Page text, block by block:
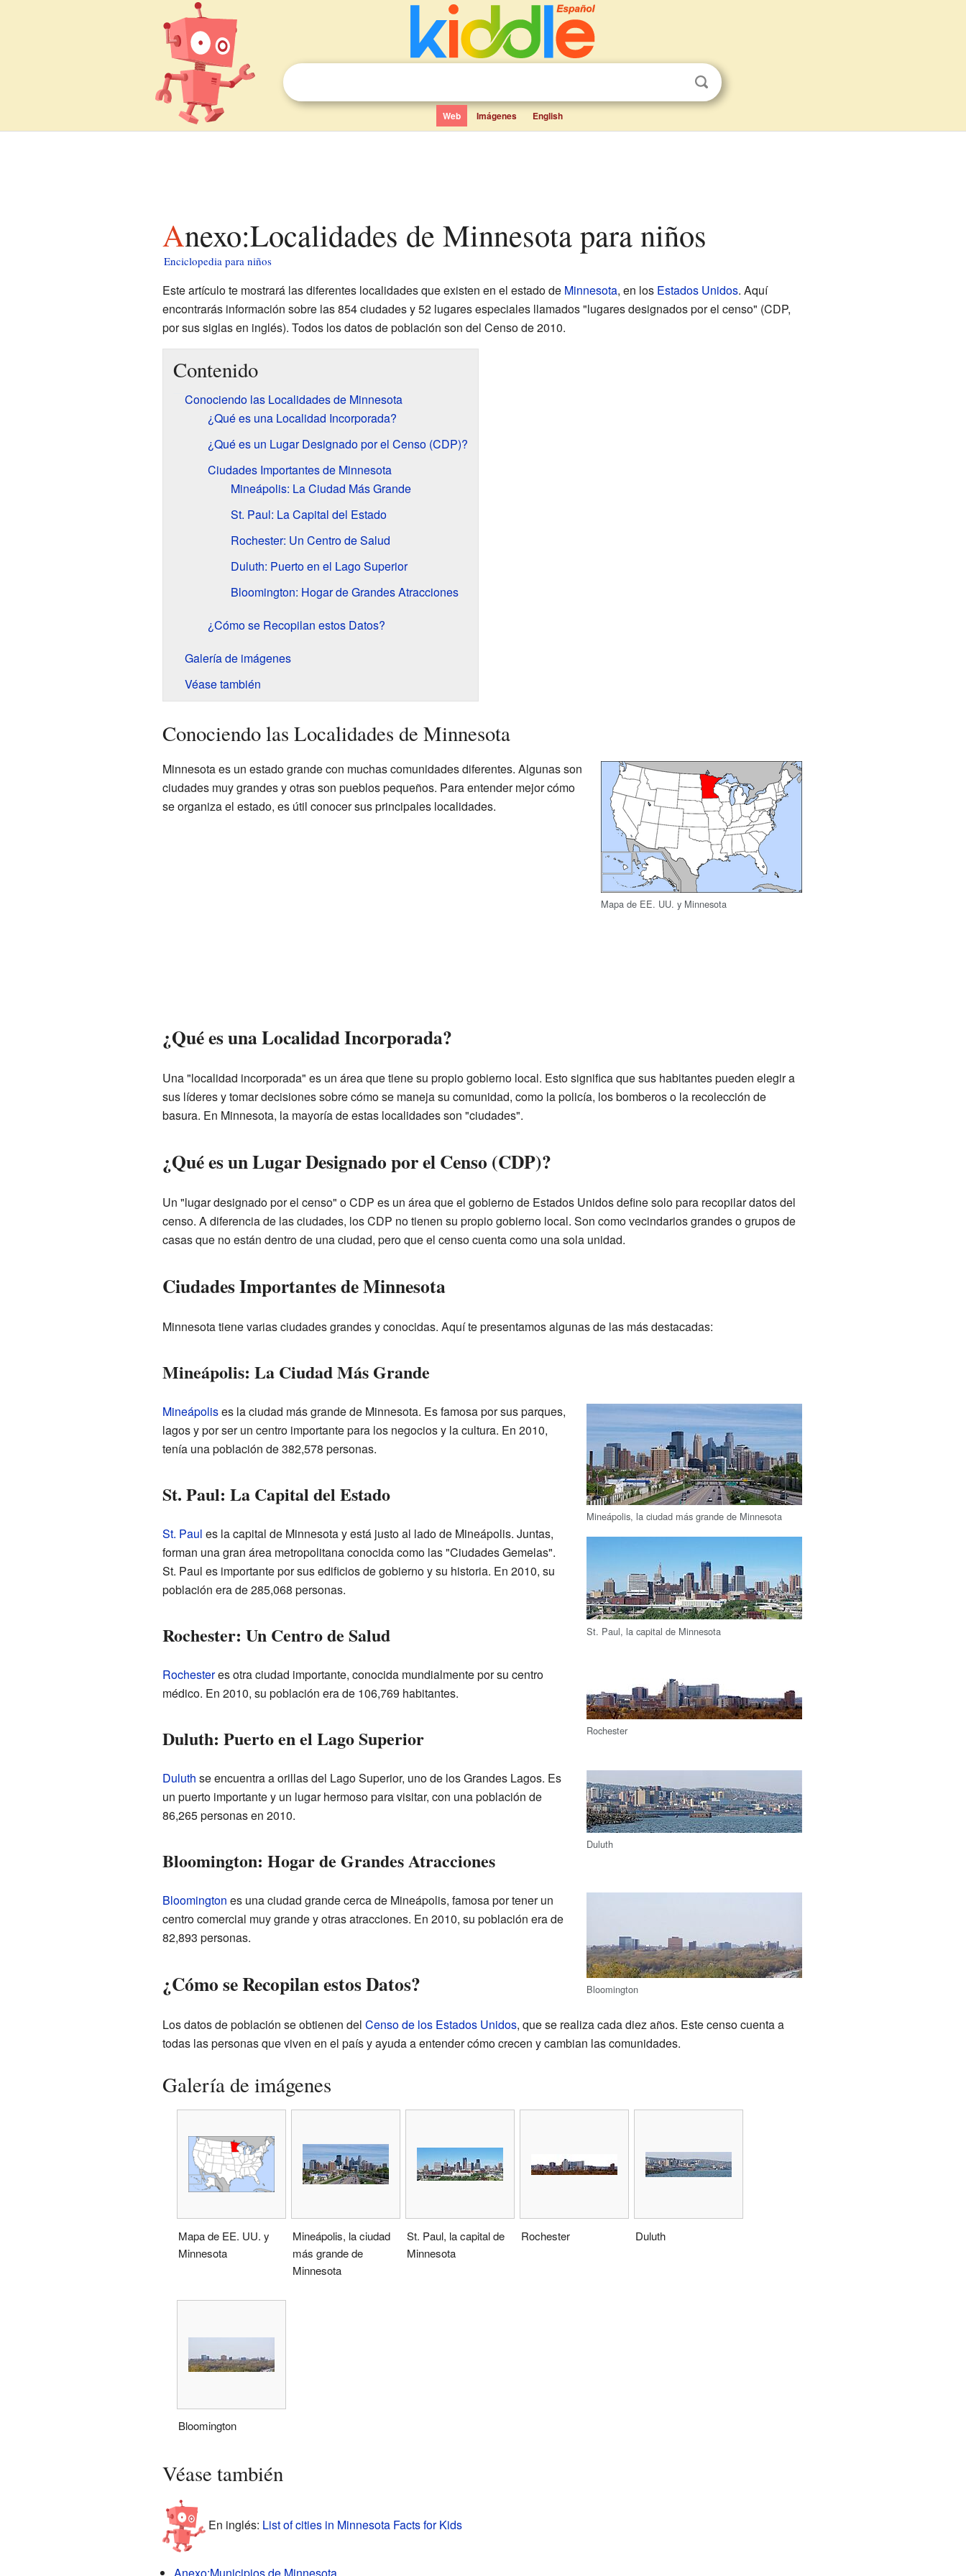
Web Imágenes English
Anexo:Localidades de Minnesota para niños
Enciclopedia para niños
Este artículo te mostrará las diferentes localidades que existen en el estado de Minnesota, en los Estados Unidos. Aquí
encontrarás información sobre las 854 ciudades y 52 lugares especiales llamados "lugares designados por el censo" (CDP,
por sus siglas en inglés). Todos los datos de población son del Censo de 2010.
Contenido
Conociendo las Localidades de Minnesota
¿Qué es una Localidad Incorporada?
¿Qué es un Lugar Designado por el Censo (CDP)?
Ciudades Importantes de Minnesota
Mineápolis: La Ciudad Más Grande
St. Paul: La Capital del Estado
Rochester: Un Centro de Salud
Duluth: Puerto en el Lago Superior
Bloomington: Hogar de Grandes Atracciones
¿Cómo se Recopilan estos Datos?
Galería de imágenes
Véase también
Conociendo las Localidades de Minnesota
Mapa de EE. UU. y Minnesota
Minnesota es un estado grande con muchas comunidades diferentes. Algunas son
ciudades muy grandes y otras son pueblos pequeños. Para entender mejor cómo
se organiza el estado, es útil conocer sus principales localidades.
¿Qué es una Localidad Incorporada?
Una "localidad incorporada" es un área que tiene su propio gobierno local. Esto significa que sus habitantes pueden elegir a
sus líderes y tomar decisiones sobre cómo se maneja su comunidad, como la policía, los bomberos o la recolección de
basura. En Minnesota, la mayoría de estas localidades son "ciudades".
¿Qué es un Lugar Designado por el Censo (CDP)?
Un "lugar designado por el censo" o CDP es un área que el gobierno de Estados Unidos define solo para recopilar datos del
censo. A diferencia de las ciudades, los CDP no tienen su propio gobierno local. Son como vecindarios grandes o grupos de
casas que no están dentro de una ciudad, pero que el censo cuenta como una sola unidad.
Ciudades Importantes de Minnesota
Minnesota tiene varias ciudades grandes y conocidas. Aquí te presentamos algunas de las más destacadas:
Mineápolis: La Ciudad Más Grande
Mineápolis, la ciudad más grande de Minnesota
Mineápolises la ciudad más grande de Minnesota. Es famosa por sus parques,
lagos y por ser un centro importante para los negocios y la cultura. En 2010,
tenía una población de 382,578 personas.
St. Paul: La Capital del Estado
St. Paul, la capital de Minnesota
St. Paul es la capital de Minnesota y está justo al lado de Mineápolis. Juntas,
forman una gran área metropolitana conocida como las "Ciudades Gemelas".
St. Paul es importante por sus edificios de gobierno y su historia. En 2010, su
población era de 285,068 personas.
Rochester: Un Centro de Salud
Rochester
Rochesteres otra ciudad importante, conocida mundialmente por su centro
médico. En 2010, su población era de 106,769 habitantes.
Duluth: Puerto en el Lago Superior
Duluth
Duluth se encuentra a orillas del Lago Superior, uno de los Grandes Lagos. Es
un puerto importante y un lugar hermoso para visitar, con una población de
86,265 personas en 2010.
Bloomington: Hogar de Grandes Atracciones
Bloomington
Bloomington es una ciudad grande cerca de Mineápolis, famosa por tener un
centro comercial muy grande y otras atracciones. En 2010, su población era de
82,893 personas.
¿Cómo se Recopilan estos Datos?
Los datos de población se obtienen del Censo de los Estados Unidos, que se realiza cada diez años. Este censo cuenta a
todas las personas que viven en el país y ayuda a entender cómo crecen y cambian las comunidades.
Galería de imágenes
Mapa de EE. UU. y
Minnesota
Mineápolis, la ciudad
más grande de
Minnesota
St. Paul, la capital de
Minnesota
Rochester Duluth
Bloomington
Véase también
En inglés: List of cities in Minnesota Facts for Kids